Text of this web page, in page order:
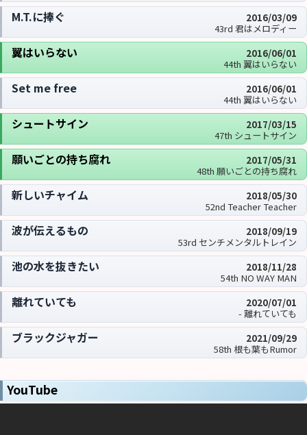
M.T.に捧ぐ
2016/03/09
43rd 君はメロディー
翼はいらない
2016/06/01
44th 翼はいらない
Set me free
2016/06/01
44th 翼はいらない
シュートサイン
2017/03/15
47th シュートサイン
願いごとの持ち腐れ
2017/05/31
48th 願いごとの持ち腐れ
新しいチャイム
2018/05/30
52nd Teacher Teacher
波が伝えるもの
2018/09/19
53rd センチメンタルトレイン
池の水を抜きたい
2018/11/28
54th NO WAY MAN
離れていても
2020/07/01
- 離れていても
ブラックジャガー
2021/09/29
58th 根も葉もRumor
YouTube